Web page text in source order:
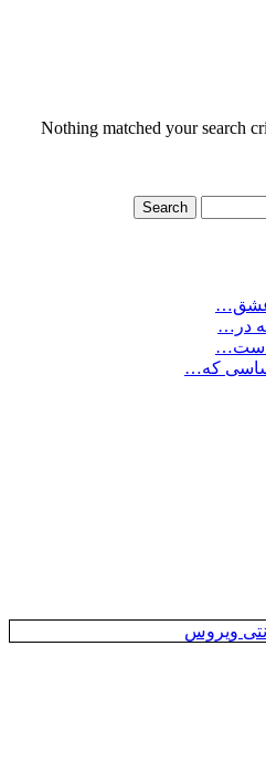
Nothing matched your search
عشق…
در…
دست…
که…
ویروس